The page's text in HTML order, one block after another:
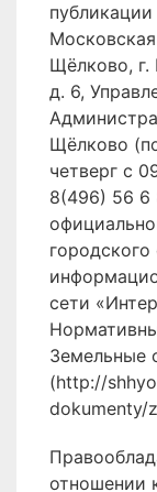
Щёлково, г.
д. 6,
Щёлково
четверг с
8(496) 56 6
сети
Земельные
(http://
dokumenty/
отношении